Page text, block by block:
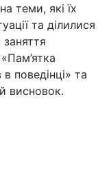
теми, які їх
та ділилися
поведінці» та
висновок.